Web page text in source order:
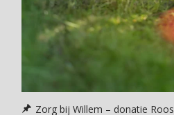
Zorg bij Willem – donatie Roos